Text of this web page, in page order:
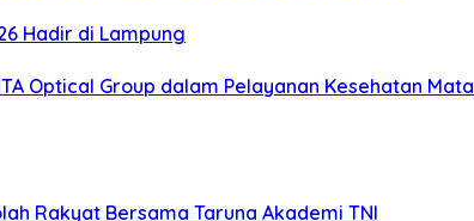
Hadir di Lampung
Optical Group dalam Pelayanan Kesehatan Mata
Rakyat Bersama Taruna Akademi TNI